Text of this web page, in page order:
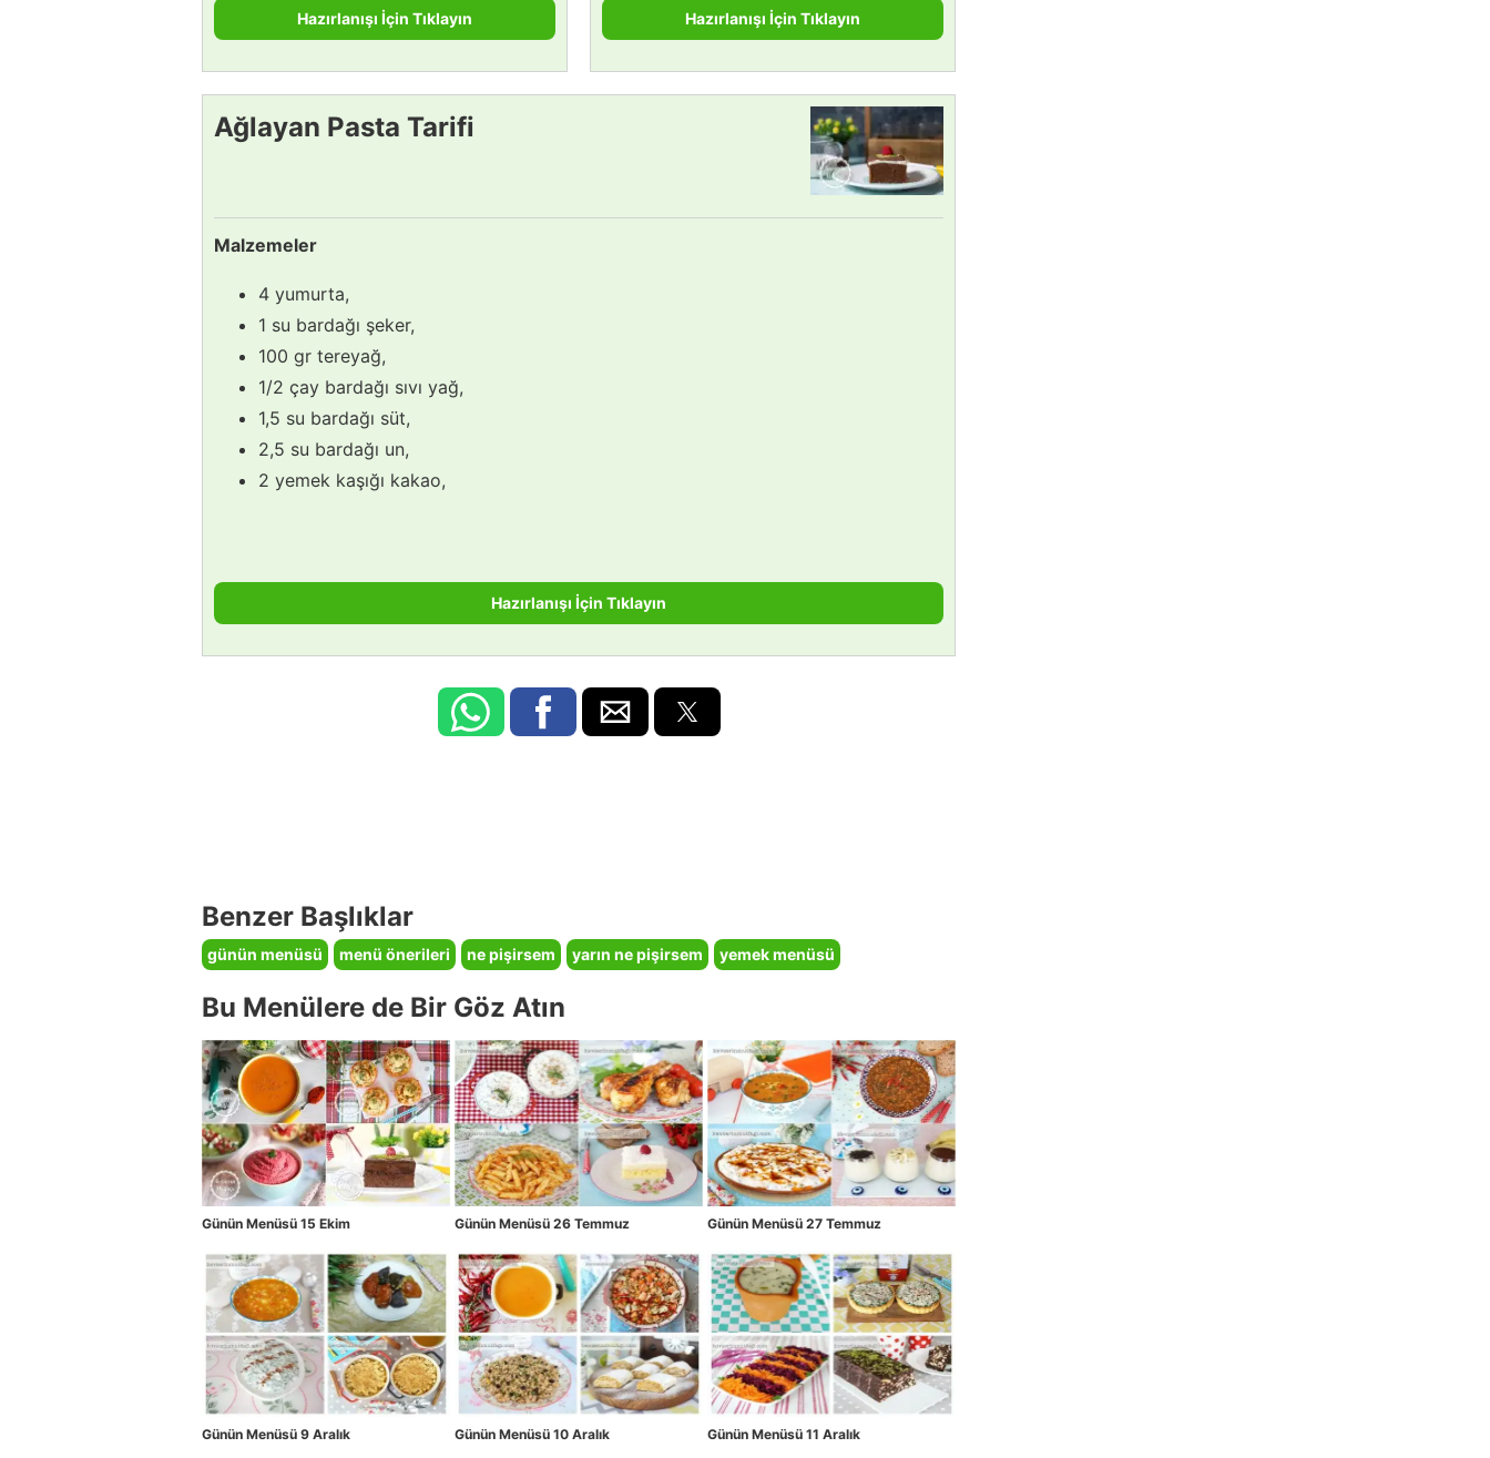
Hazırlanışı İçin Tıklayın Hazırlanışı İçin Tıklayın
Ağlayan Pasta Tarifi
Malzemeler
4 yumurta,
1 su bardağı şeker,
100 gr tereyağ,
1/2 çay bardağı sıvı yağ,
1,5 su bardağı süt,
2,5 su bardağı un,
2 yemek kaşığı kakao,
Hazırlanışı İçin Tıklayın
Benzer Başlıklar
günün menüsü menü önerileri ne pişirsem yarın ne pişirsem yemek menüsü
Bu Menülere de Bir Göz Atın
Günün Menüsü 15 Ekim Günün Menüsü 26 Temmuz Günün Menüsü 27 Temmuz
Günün Menüsü 9 Aralık Günün Menüsü 10 Aralık Günün Menüsü 11 Aralık